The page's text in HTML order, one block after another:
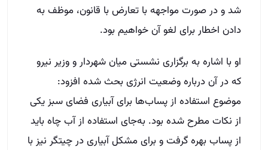
شد و در صورت مواجهه با تعارض با قانون، موظف به
دادن اخطار برای لغو آن خواهیم بود.
او با اشاره به برگزاری نشستی میان شهردار و وزیر نیرو
که در آن درباره وضعیت انرژی بحث شده افزود:
موضوع استفاده از پساب‌ها برای آبیاری فضای سبز یکی
از نکات مطرح شده بود. به‌جای استفاده از آب چاه باید
از پساب بهره گرفت و برای مشکل آبیاری در چیتگر نیز با